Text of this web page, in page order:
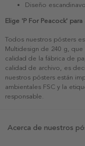
Diseño
Elige 'P For Peacock'
Todos nuestros pósters
Multidesign de 240 g,
calidad de la fábrica de
calidad de archivo, es
nuestros pósters están
ambientales FSC y la
responsable.
Acerca de nuestros